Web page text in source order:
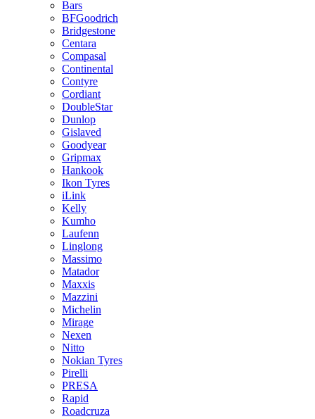
Bars
BFGoodrich
Bridgestone
Centara
Compasal
Continental
Contyre
Cordiant
DoubleStar
Dunlop
Gislaved
Goodyear
Gripmax
Hankook
Ikon Tyres
iLink
Kelly
Kumho
Laufenn
Linglong
Massimo
Matador
Maxxis
Mazzini
Michelin
Mirage
Nexen
Nitto
Nokian Tyres
Pirelli
PRESA
Rapid
Roadcruza